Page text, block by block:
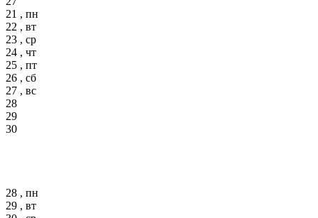
21 , пн
22 , вт
23 , ср
24 , чт
25 , пт
26 , сб
27 , вс
28
29
30
28 , пн
29 , вт